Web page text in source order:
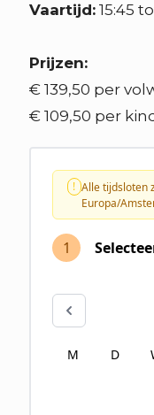
Vaartijd: 15:45
Prijzen:
€ 139,50 per
€ 109,50 per